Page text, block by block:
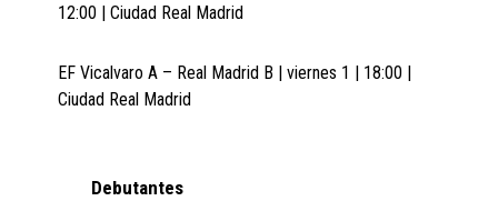
12:00 | Ciudad Real Madrid
EF Vicalvaro A – Real Madrid B | viernes 1 | 18:00 |
Ciudad Real Madrid
Debutantes